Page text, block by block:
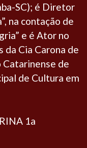
SC); é Diretor
na contação de
e é Ator no
da Cia Carona de
Catarinense de
de Cultura em
1a